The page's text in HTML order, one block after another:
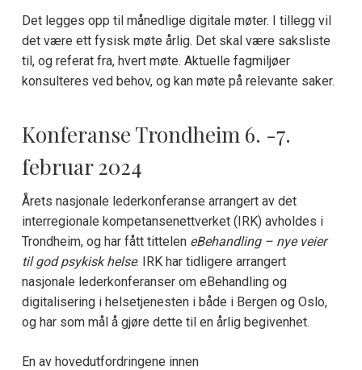
Det legges opp til månedlige digitale møter. I tillegg vil
det være ett fysisk møte årlig. Det skal være saksliste
til, og referat fra, hvert møte. Aktuelle fagmiljøer
konsulteres ved behov, og kan møte på relevante saker.
Konferanse Trondheim 6. -7.
februar 2024
Årets nasjonale lederkonferanse arrangert av det
interregionale kompetansenettverket (IRK) avholdes i
Trondheim, og har fått tittelen eBehandling – nye veier
til god psykisk helse. IRK har tidligere arrangert
nasjonale lederkonferanser om eBehandling og
digitalisering i helsetjenesten i både i Bergen og Oslo,
og har som mål å gjøre dette til en årlig begivenhet.
En av hovedutfordringene innen